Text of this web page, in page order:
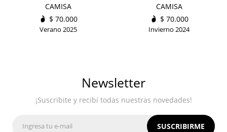
CAMISA
$ 70.000
Verano 2025
CAMISA
$ 70.000
Invierno 2024
Newsletter
¡Suscribite y recibí todas nuestras novedades!
SUSCRIBIRME